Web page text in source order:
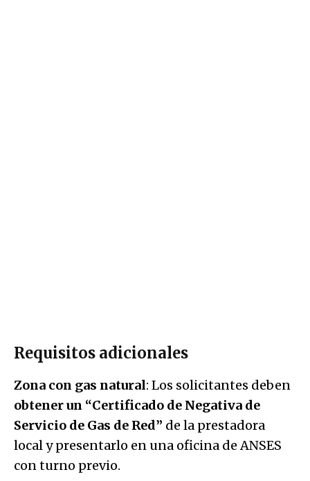
Requisitos adicionales
Zona con gas natural: Los solicitantes deben
obtener un “Certificado de Negativa de
Servicio de Gas de Red” de la prestadora
local y presentarlo en una oficina de ANSES
con turno previo.